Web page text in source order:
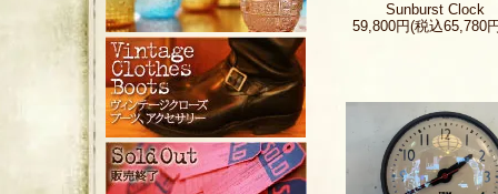
Sunburst Clock
59,800円(税込65,780